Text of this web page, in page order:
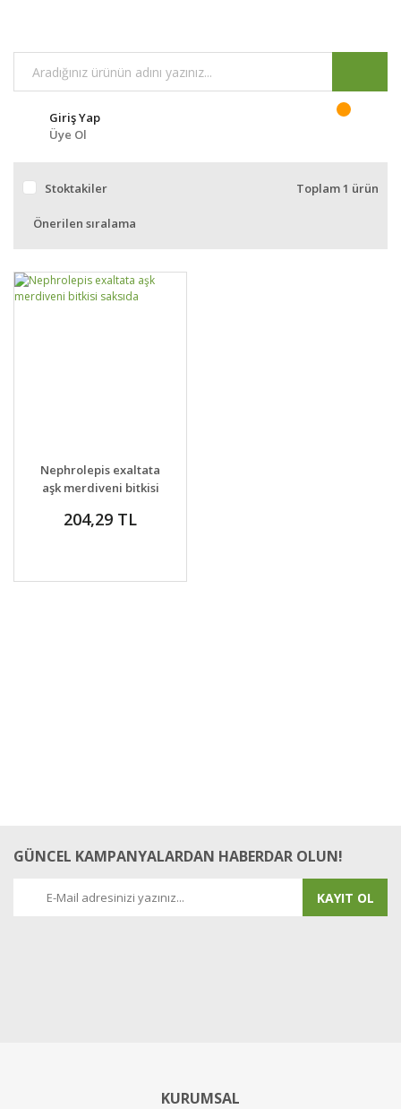
Giriş Yap
Üye Ol
Stoktakiler Toplam 1 ürün
Nephrolepis exaltata
aşk merdiveni bitkisi
204,29 TL
GÜNCEL KAMPANYALARDAN HABERDAR OLUN!
KAYIT OL
KURUMSAL